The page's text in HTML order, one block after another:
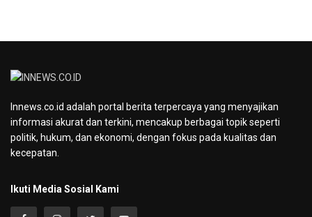
Innews.co.id adalah portal berita terpercaya yang menyajikan
informasi akurat dan terkini, mencakup berbagai topik seperti
politik, hukum, dan ekonomi, dengan fokus pada kualitas dan
kecepatan.
Ikuti Media Sosial Kami